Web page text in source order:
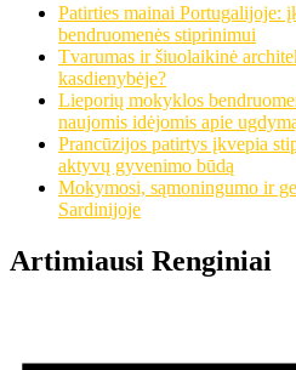
Patirties mainai Portugalijoje:
bendruomenės stiprinimui
Tvarumas ir šiuolaikinė
kasdienybėje?
Lieporių mokyklos
naujomis idėjomis apie
Prancūzijos patirtys įkvepia
aktyvų gyvenimo būdą
Mokymosi, sąmoningumo ir
Sardinijoje
Artimiausi Renginiai